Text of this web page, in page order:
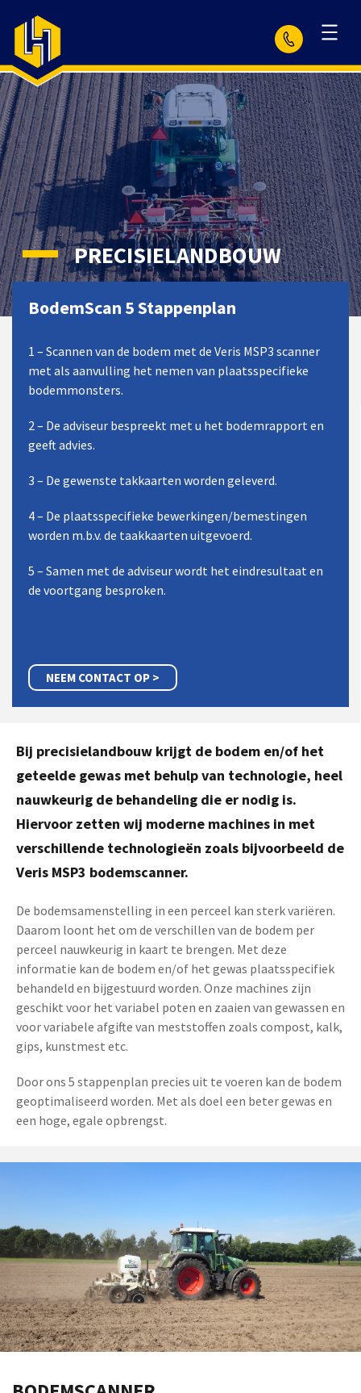
PRECISIELANDBOUW
BodemScan 5 Stappenplan
1 – Scannen van de bodem met de Veris MSP3 scanner
met als aanvulling het nemen van plaatsspecifieke
bodemmonsters.
2 – De adviseur bespreekt met u het bodemrapport en
geeft advies.
3 – De gewenste takkaarten worden geleverd.
4 – De plaatsspecifieke bewerkingen/bemestingen
worden m.b.v. de taakkaarten uitgevoerd.
5 – Samen met de adviseur wordt het eindresultaat en
de voortgang besproken.
NEEM CONTACT OP >
Bij precisielandbouw krijgt de bodem en/of het
geteelde gewas met behulp van technologie, heel
nauwkeurig de behandeling die er nodig is.
Hiervoor zetten wij moderne machines in met
verschillende technologieën zoals bijvoorbeeld de
Veris MSP3 bodemscanner.
De bodemsamenstelling in een perceel kan sterk variëren.
Daarom loont het om de verschillen van de bodem per
perceel nauwkeurig in kaart te brengen. Met deze
informatie kan de bodem en/of het gewas plaatsspecifiek
behandeld en bijgestuurd worden. Onze machines zijn
geschikt voor het variabel poten en zaaien van gewassen en
voor variabele afgifte van meststoffen zoals compost, kalk,
gips, kunstmest etc.
Door ons 5 stappenplan precies uit te voeren kan de bodem
geoptimaliseerd worden. Met als doel een beter gewas en
een hoge, egale opbrengst.